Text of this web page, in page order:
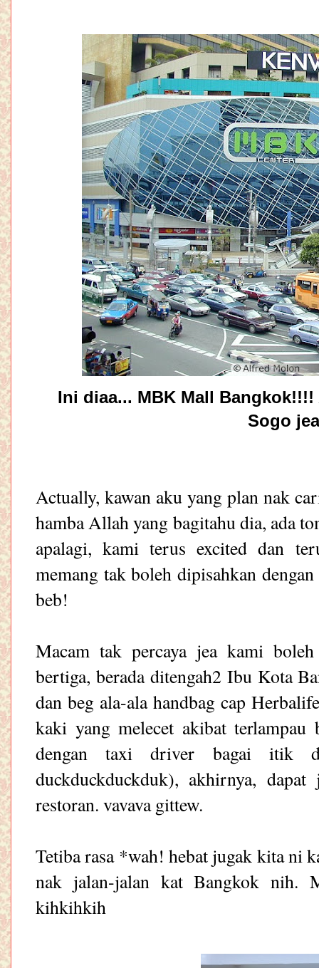
Ini diaa... MBK Mall
Sogo
Actually, kawan aku yang plan nak
hamba Allah yang bagitahu dia, ada
apalagi, kami terus excited dan
memang tak boleh dipisahkan
beb!
Macam tak percaya jea kami
bertiga, berada ditengah2 Ibu Kota
dan beg ala-ala handbag cap
kaki yang melecet akibat terlampau
dengan taxi driver bagai itik
duckduckduckduk), akhirnya,
restoran. vavava gittew.
Tetiba rasa *wah! hebat jugak kita ni
nak jalan-jalan kat Bangkok nih.
kihkihkih